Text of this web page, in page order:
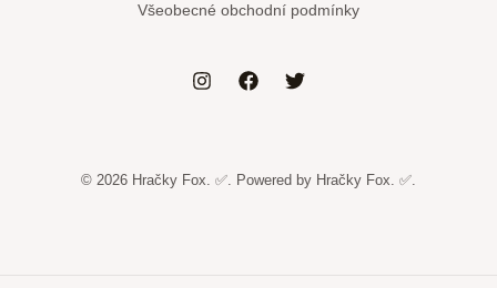
Všeobecné obchodní podmínky
© 2026 Hračky Fox. ✅. Powered by Hračky Fox. ✅.